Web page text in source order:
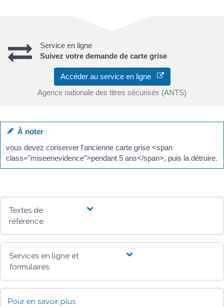
Service en ligne
Suivez votre demande de carte grise
Accéder au service en ligne
Agence nationale des titres sécurisés (ANTS)
À noter
vous devez conserver l'ancienne carte grise <span
class="miseenevidence">pendant 5 ans</span>, puis la détruire.
Textes de
référence
Services en ligne et
formulaires
Pour en savoir plus